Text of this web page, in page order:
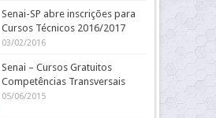
Senai-SP abre inscrições para
Cursos Técnicos 2016/2017
03/02/2016
Senai – Cursos Gratuitos
Competências Transversais
05/06/2015